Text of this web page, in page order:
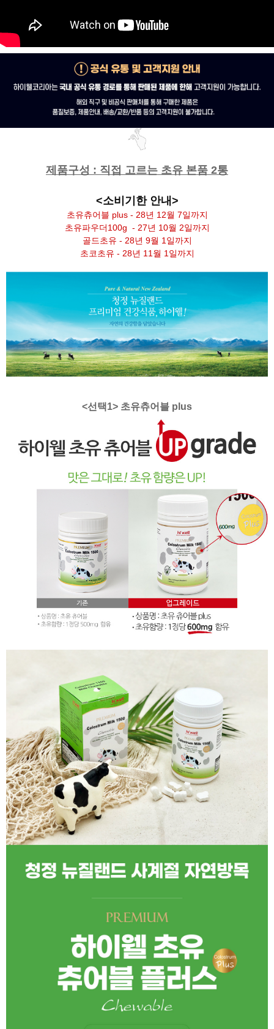
제품구성 : 직접 고르는 초유 본품 2통
<소비기한 안내>
초유츄어블 plus - 28년 12월 7일까지
초유파우더100g - 27년 10월 2일까지
골드초유 - 28년 9월 1일까지
초코초유 - 28년 11월 1일까지
<선택1> 초유츄어블 plus